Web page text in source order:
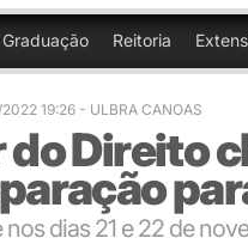
Graduação Reitoria
2022 19:26 - ULBRA CANOAS
Direito
dias 21 e 22 de